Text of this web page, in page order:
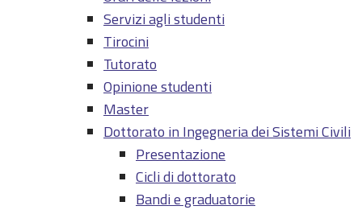
Servizi agli studenti
Tirocini
Tutorato
Opinione studenti
Master
Dottorato in Ingegneria dei Sistemi Civili
Presentazione
Cicli di dottorato
Bandi e graduatorie